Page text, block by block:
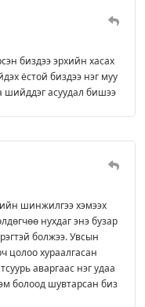
биздээ эрхийн хасах
ёстой биздээ нэг муу
шийддэг асуудал бишээ
шинжилгээ хэмээх
нухдаг энэ бузар
болжээ. Увсын
цолоо хураалгасан
аваргаас нэг удаа
болоод шувтарсан биз